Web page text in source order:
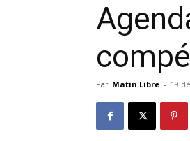
Par Matin Libre - 19